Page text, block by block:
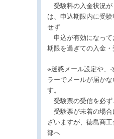
受験料の入金状況が
は、申込期限内に受
せず
申込が有効になって
期限を過ぎての入金・
※迷惑メール設定や、
ラーでメールが届か
す。
受験票の受信を必ず
受験票が未着の場合
ざいますが、徳島商
部へ